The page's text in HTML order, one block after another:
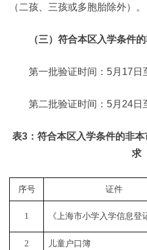
（二孩、三孩或多胞胎除外）。
（三）符合本区入学条件的
第一批验证时间：5月17日
第二批验证时间：5月24日
表3：符合本区入学条件的非
求
序号 证件
1 《上海市小学入学信息登
2 儿童户口簿